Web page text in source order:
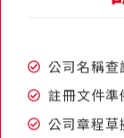
公司名稱